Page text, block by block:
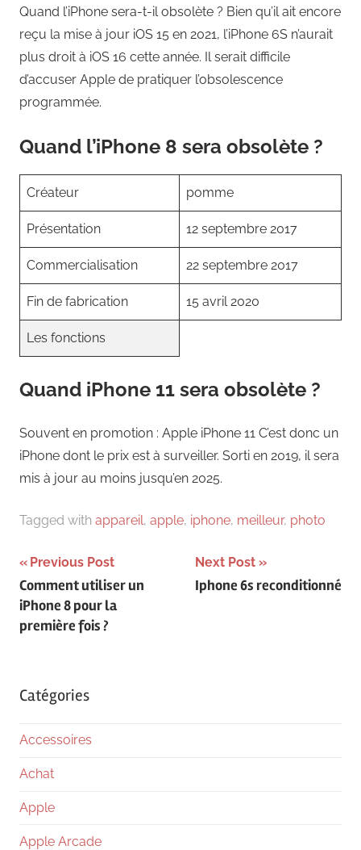
Quand l’iPhone sera-t-il obsolète ? Bien qu’il ait encore
reçu la mise à jour iOS 15 en 2021, l’iPhone 6S n’aurait
plus droit à iOS 16 cette année. Il serait difficile
d’accuser Apple de pratiquer l’obsolescence
programmée.
Quand l’iPhone 8 sera obsolète ?
Créateur pomme
Présentation 12 septembre 2017
Commercialisation 22 septembre 2017
Fin de fabrication 15 avril 2020
Les fonctions
Quand iPhone 11 sera obsolète ?
Souvent en promotion : Apple iPhone 11 C’est donc un
iPhone dont le prix est à surveiller. Sorti en 2019, il sera
mis à jour au moins jusqu’en 2025.
Tagged with appareil, apple, iphone, meilleur, photo
Navigation
de
l’article
Previous Post
Comment utiliser un
iPhone 8 pour la
première fois ?
Next Post
Iphone 6s reconditionné
Catégories
Accessoires
Achat
Apple
Apple Arcade